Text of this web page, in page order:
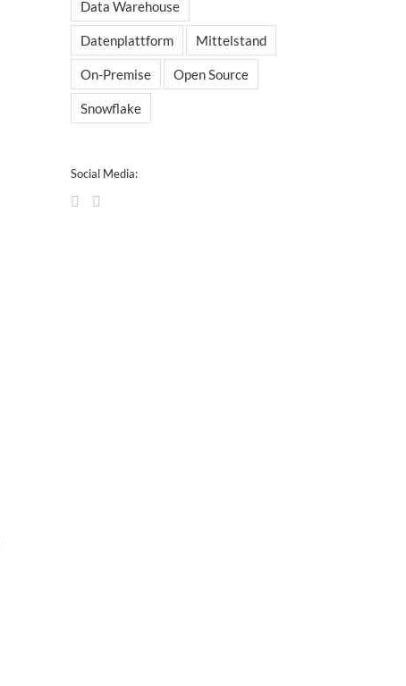
Data Warehouse
Datenplattform Mittelstand
On-Premise Open Source
Snowflake
Social Media: